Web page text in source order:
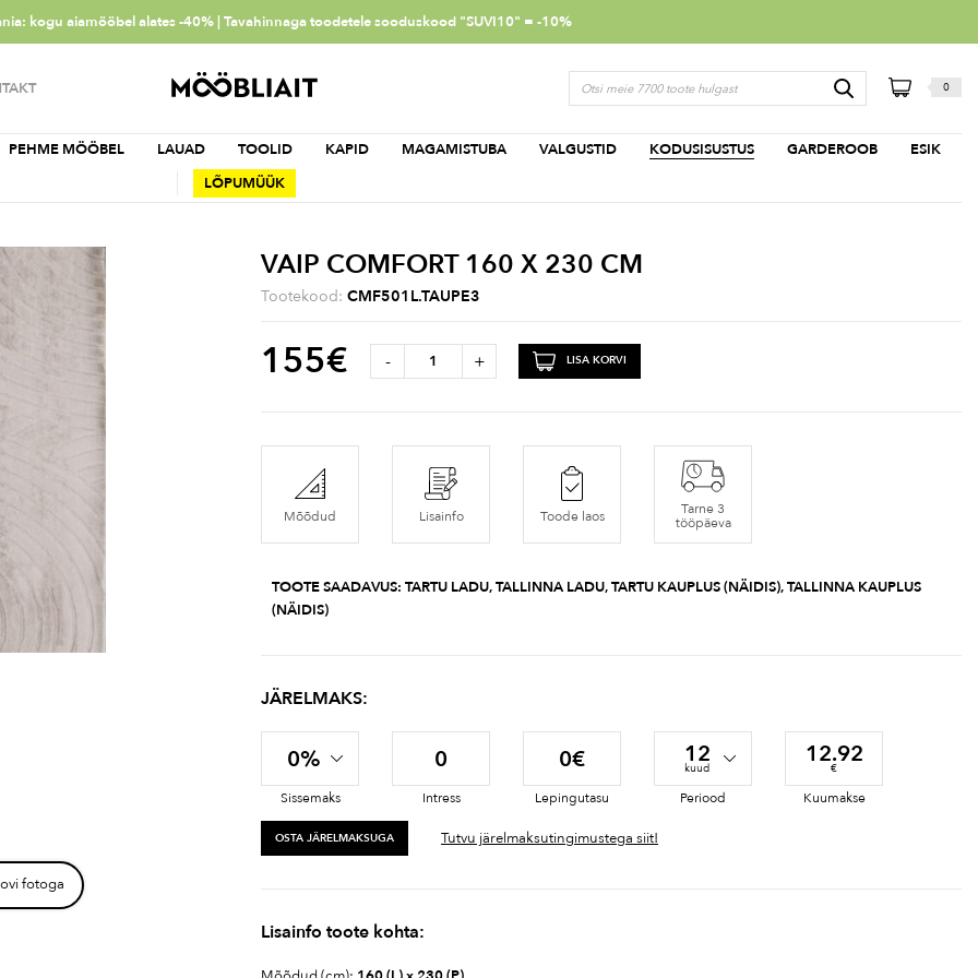
kogu aiamööbel alates -40% | Tavahinnaga toodetele sooduskood "SUVI10" = -10%
0
PEHME MÖÖBEL LAUAD TOOLID KAPID MAGAMISTUBA VALGUSTID KODUSISUSTUS GARDEROOB
ESIK
LÕPUMÜÜK
fotoga
VAIP COMFORT 160 X 230 CM
Tootekood: CMF501L.TAUPE3
155€ - + LISA KORVI
Mõõdud Lisainfo Toode laos
Tarne 3
tööpäeva
TOOTE SAADAVUS: TARTU LADU, TALLINNA LADU, TARTU KAUPLUS (NÄIDIS), TALLINNA KAUPLUS
(NÄIDIS)
JÄRELMAKS:
0%
Sissemaks
0
Intress
0€
Lepingutasu
12
kuud
Periood
12.92
€
Kuumakse
OSTA JÄRELMAKSUGA Tutvu järelmaksutingimustega siit!
Lisainfo toote kohta: